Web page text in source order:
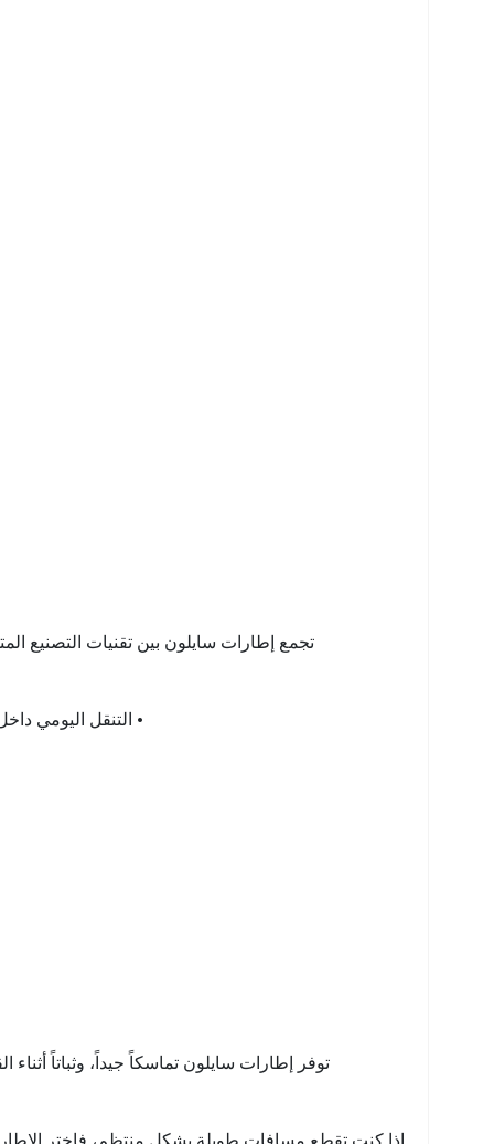
تجمع إطارات سايلون بين تقنيات التصنيع
• التنقل اليومي
توفر إطارات سايلون تماسكاً جيداً، وثباتاً